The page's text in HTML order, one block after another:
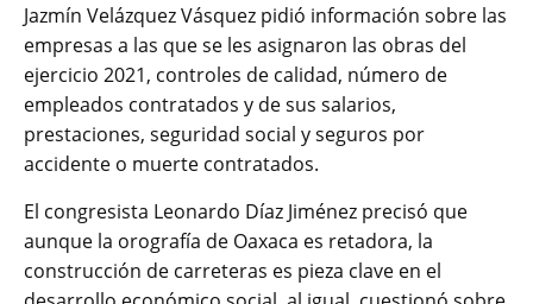
Jazmín Velázquez Vásquez pidió información sobre las
empresas a las que se les asignaron las obras del
ejercicio 2021, controles de calidad, número de
empleados contratados y de sus salarios,
prestaciones, seguridad social y seguros por
accidente o muerte contratados.
El congresista Leonardo Díaz Jiménez precisó que
aunque la orografía de Oaxaca es retadora, la
construcción de carreteras es pieza clave en el